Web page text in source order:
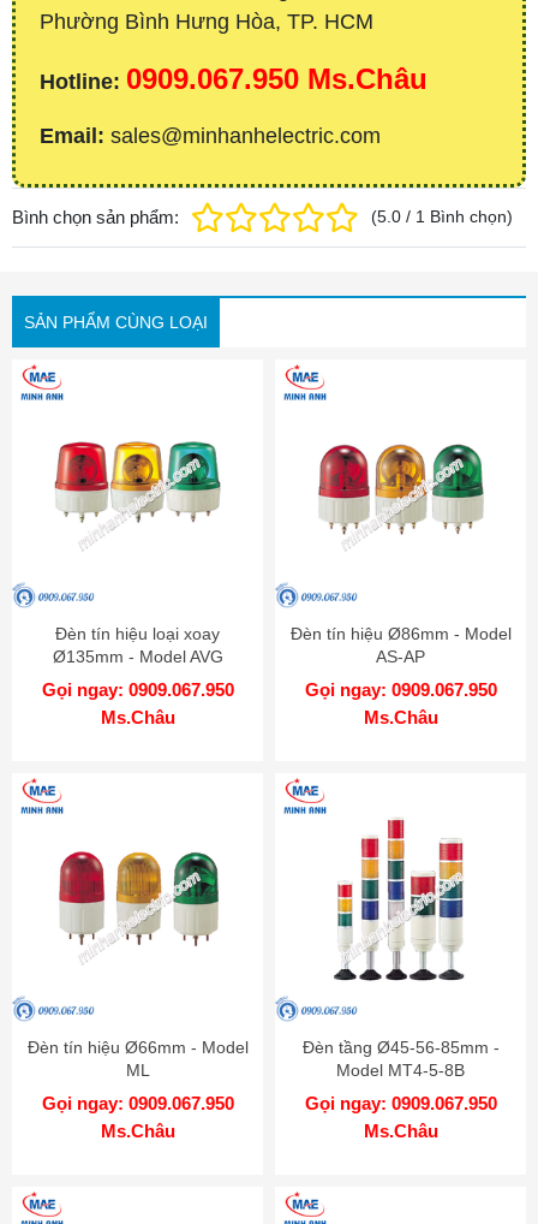
Phường Bình Hưng Hòa, TP. HCM
Hotline: 0909.067.950 Ms.Châu
Email: sales@minhanhelectric.com
Bình chọn sản phẩm: (5.0 / 1 Bình chọn)
SẢN PHẨM CÙNG LOẠI
Đèn tín hiệu loại xoay
Ø135mm - Model AVG
Gọi ngay: 0909.067.950
Ms.Châu
Đèn tín hiệu Ø86mm - Model
AS-AP
Gọi ngay: 0909.067.950
Ms.Châu
Đèn tín hiệu Ø66mm - Model
ML
Gọi ngay: 0909.067.950
Ms.Châu
Đèn tầng Ø45-56-85mm -
Model MT4-5-8B
Gọi ngay: 0909.067.950
Ms.Châu